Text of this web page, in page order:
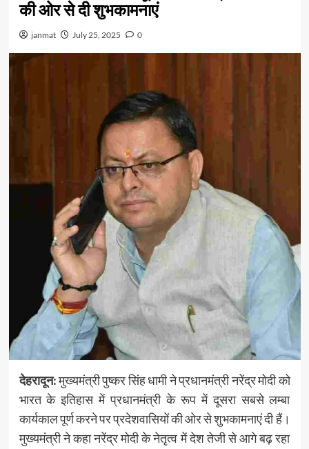
की ओर से दी शुभकामनाएं
janmat July 25, 2025 0
देहरादून:मुख्यमंत्री पुष्कर सिंह धामी ने प्रधानमंत्री नरेंद्र मोदी को
भारत के इतिहास में प्रधानमंत्री के रूप में दूसरा सबसे लम्बा
कार्यकाल पूर्ण करने पर प्रदेशवासियों की ओर से शुभकामनाएं दी हैं।
मुख्यमंत्री ने कहा नरेंद्र मोदी के नेतृत्व में देश तेजी से आगे बढ़ रहा